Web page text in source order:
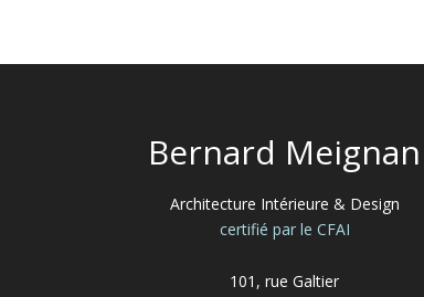
Bernard Meignan
Architecture Intérieure & Design
certifié par le CFAI
101, rue Galtier